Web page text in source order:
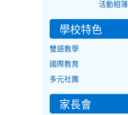
活動相簿
學校特色
雙語教學
國際教育
多元社團
家長會